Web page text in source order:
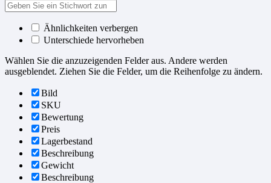
Ähnlichkeiten verbergen
Unterschiede hervorheben
Wählen Sie die anzuzeigenden Felder aus. Andere werden
ausgeblendet. Ziehen Sie die Felder, um die Reihenfolge zu ändern.
Bild
SKU
Bewertung
Preis
Lagerbestand
Beschreibung
Gewicht
Beschreibung